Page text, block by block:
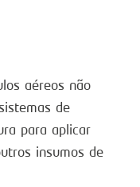
aéreos não
de
para aplicar
insumos de